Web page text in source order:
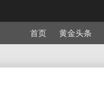
首页 黄金头条